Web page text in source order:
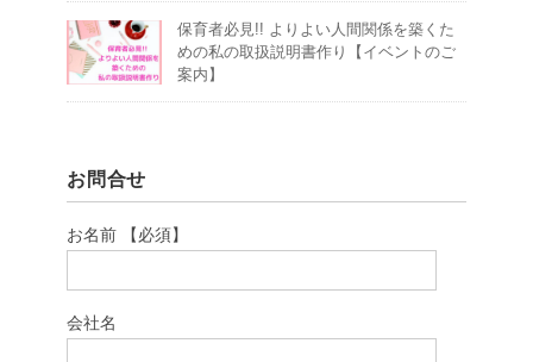
保育者必見!! よりよい人間関係を築くた
めの私の取扱説明書作り【イベントのご
案内】
お問合せ
お名前 【必須】
会社名